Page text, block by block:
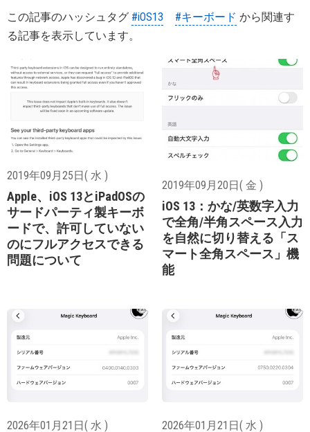
この記事のハッシュタグ #iOS13 #キーボード から関連す
る記事を表示しています。
2019年09月25日( 水 )
Apple、iOS 13とiPadOSの
サードパーティ製キーボ
ードで、許可していない
のにフルアクセスできる
問題について
2019年09月20日( 金 )
iOS 13：かな/英数字入力
で全角/半角スペース入力
を自然に切り替える「ス
マート全角スペース」機
能
2026年01月21日( 水 ) 2026年01月21日( 水 )